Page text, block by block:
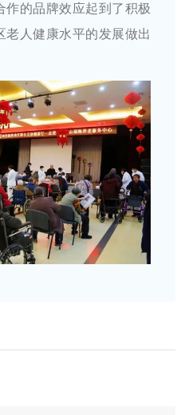
作的品牌效应起到了积极
老人健康水平的发展做出